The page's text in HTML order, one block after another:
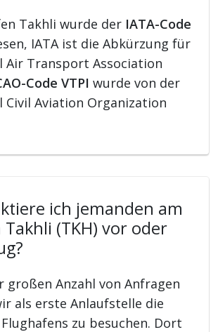
Takhli wurde der IATA-Code
IATA ist die Abkürzung für
Air Transport Association
Code VTPI wurde von der
Aviation Organization
ich jemanden am
(TKH) vor oder
großen Anzahl von Anfragen
als erste Anlaufstelle die
zu besuchen. Dort